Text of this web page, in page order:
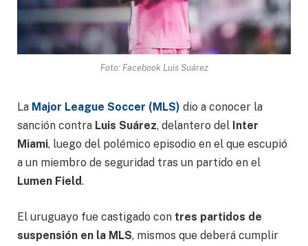
Foto: Facebook Luis Suárez
La Major League Soccer (MLS) dio a conocer la
sanción contra Luis Suárez, delantero del Inter
Miami, luego del polémico episodio en el que escupió
a un miembro de seguridad tras un partido en el
Lumen Field.
El uruguayo fue castigado con tres partidos de
suspensión en la MLS, mismos que deberá cumplir